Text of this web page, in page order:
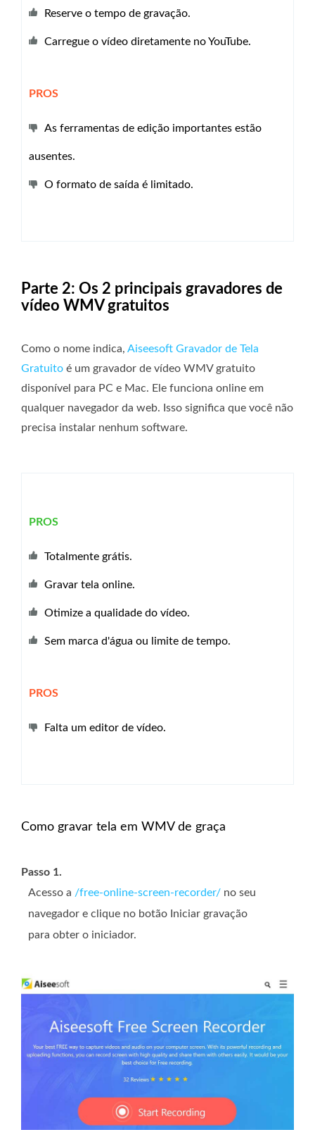
Reserve o tempo de gravação.
Carregue o vídeo diretamente no YouTube.
PROS
As ferramentas de edição importantes estão
ausentes.
O formato de saída é limitado.
Parte 2: Os 2 principais gravadores de
vídeo WMV gratuitos
Como o nome indica, Aiseesoft Gravador de Tela
Gratuito é um gravador de vídeo WMV gratuito
disponível para PC e Mac. Ele funciona online em
qualquer navegador da web. Isso significa que você não
precisa instalar nenhum software.
PROS
Totalmente grátis.
Gravar tela online.
Otimize a qualidade do vídeo.
Sem marca d'água ou limite de tempo.
PROS
Falta um editor de vídeo.
Como gravar tela em WMV de graça
Passo 1.
Acesso a /free-online-screen-recorder/ no seu
navegador e clique no botão Iniciar gravação
para obter o iniciador.